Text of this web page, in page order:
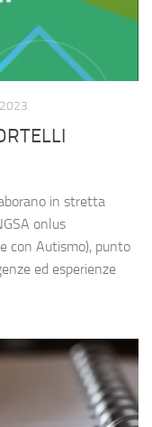
in stretta
onlus
con Autismo), punto
ed esperienze